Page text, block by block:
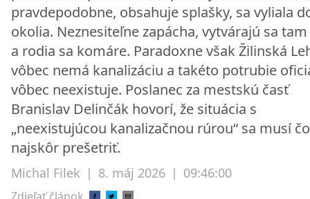
pravdepodobne, obsahuje splašky, sa vyliala
okolia. Neznesiteľne zapácha, vytvárajú sa
a rodia sa komáre. Paradoxne však Žilinská
vôbec nemá kanalizáciu a takéto potrubie
vôbec neexistuje. Poslanec za mestskú časť
Branislav Delinčák hovorí, že situácia s
„neexistujúcou kanalizačnou rúrou“ sa musí čo
najskôr prešetriť.
Michal Filek | 8. máj 2026 | 09:46:00